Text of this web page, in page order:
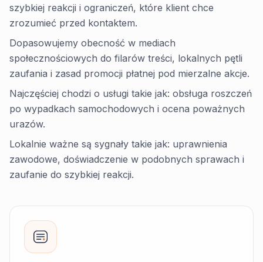
szybkiej reakcji i ograniczeń, które klient chce
zrozumieć przed kontaktem.
Dopasowujemy obecność w mediach
społecznościowych do filarów treści, lokalnych pętli
zaufania i zasad promocji płatnej pod mierzalne akcje.
Najczęściej chodzi o usługi takie jak: obsługa roszczeń
po wypadkach samochodowych i ocena poważnych
urazów.
Lokalnie ważne są sygnały takie jak: uprawnienia
zawodowe, doświadczenie w podobnych sprawach i
zaufanie do szybkiej reakcji.